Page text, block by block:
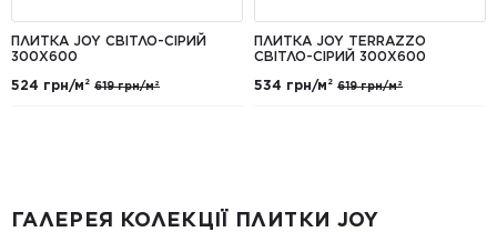
ПЛИТКА JOY СВІТЛО-СІРИЙ
300X600
524 грн/м² 619 грн/м²
ПЛИТКА JOY TERRAZZO
СВІТЛО-СІРИЙ 300X600
534 грн/м² 619 грн/м²
ГАЛЕРЕЯ КОЛЕКЦІЇ ПЛИТКИ JOY